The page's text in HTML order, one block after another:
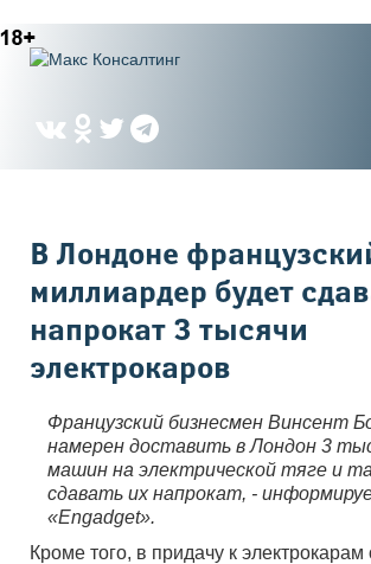
Вы здесь
В Лондоне
миллиардер будет
напрокат 3 тысячи
электрокаров
Французский бизнесмен Винсент
намерен доставить в Лондон 3
машин на электрической тяге и
сдавать их напрокат, -
«Engadget».
Кроме того, в придачу к электрокарам